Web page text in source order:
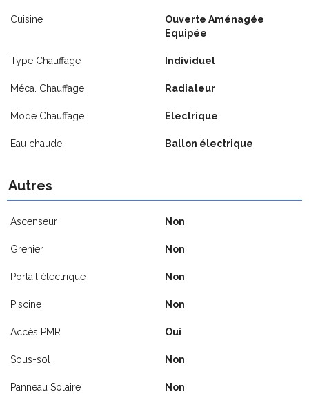
Cuisine
Ouverte Aménagée
Equipée
Type Chauffage Individuel
Méca. Chauffage Radiateur
Mode Chauffage Electrique
Eau chaude Ballon électrique
Autres
Ascenseur Non
Grenier Non
Portail électrique Non
Piscine Non
Accès PMR Oui
Sous-sol Non
Panneau Solaire Non